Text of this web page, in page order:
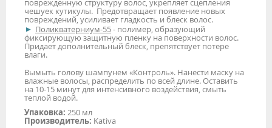
поврежденную структуру волос, укрепляет сцепления
чешуек кутикулы. Предотвращает появление новых
повреждений, усиливает гладкость и блеск волос.
Поликватерниум-55- полимер, образующий
фиксирующую защитную пленку на поверхности волос.
Придает дополнительный блеск, препятствует потере
влаги.
Вымыть голову шампунем «Контроль». Нанести маску на
влажные волосы, распределить по всей длине. Оставить
на 10-15 минут для интенсивного воздействия, смыть
теплой водой.
Упаковка: 250 мл
Производитель: Kativa